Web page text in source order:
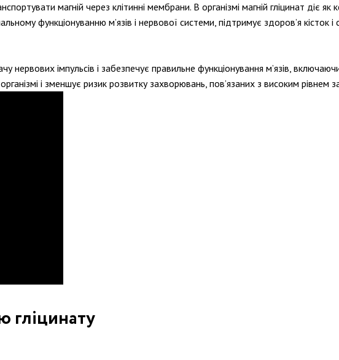
магній через клітинні мембрани. В організмі магній гліцинат діє
функціонуванню м’язів і нервової системи, підтримує здоров’я кісток
нервових імпульсів і забезпечує правильне функціонування м’язів,
і зменшує ризик розвитку захворювань, пов’язаних з високим рівнем
гліцинату